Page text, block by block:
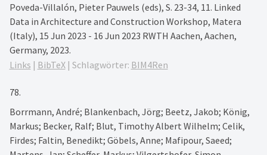
Poveda-Villalón, Pieter Pauwels (eds), S. 23-34, 11. Linked
Data in Architecture and Construction Workshop, Matera
(Italy), 15 Jun 2023 - 16 Jun 2023 RWTH Aachen, Aachen,
Germany, 2023.
Links | BibTeX| Schlagwörter: BIM4Ren
78.
Borrmann, André; Blankenbach, Jörg; Beetz, Jakob; König,
Markus; Becker, Ralf; Blut, Timothy Albert Wilhelm; Celik,
Firdes; Faltin, Benedikt; Göbels, Anne; Mafipour, Saeed;